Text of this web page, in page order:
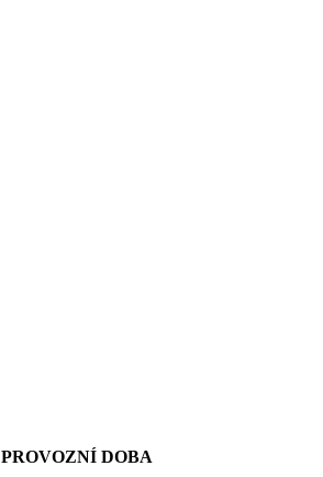
PROVOZNÍ DOBA